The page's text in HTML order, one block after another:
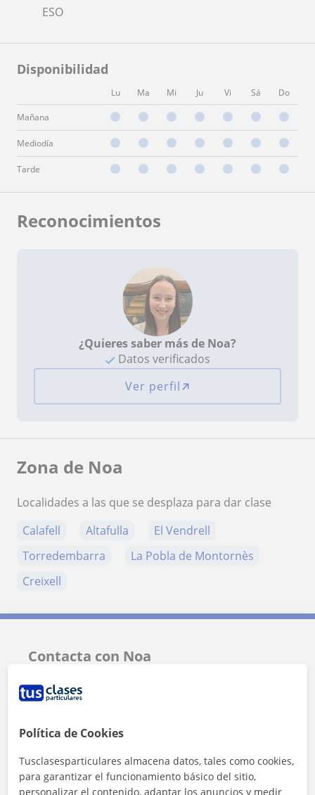
ESO
Disponibilidad
Lu Ma Mi Ju Vi Sá Do
Mañana
Mediodía
Tarde
Reconocimientos
¿Quieres saber más de Noa?
Datos verificados
Ver perfil
Zona de Noa
Localidades a las que se desplaza para dar clase
Calafell
Altafulla
El Vendrell
Torredembarra
La Pobla de Montornès
Creixell
Contacta con Noa
Tarifa
1ª clase gratis
Política de Cookies
Tusclasesparticulares almacena datos, tales como cookies,
para garantizar el funcionamiento básico del sitio,
personalizar el contenido, adaptar los anuncios y medir